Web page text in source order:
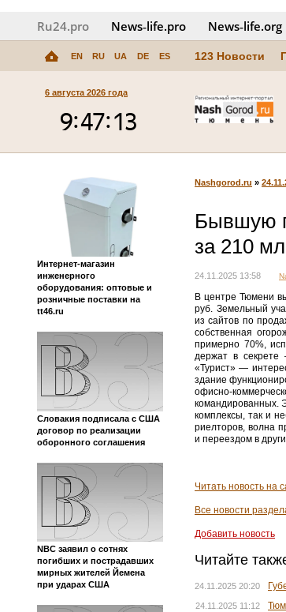
Ru24.pro News‑life.pro News‑life.org
EN RU UA DE ES 123 Новости
6 августа 2026 года
Интернет-магазин
инженерного
оборудования: оптовые и
розничные поставки на
tt46.ru
Словакия подписала с США
договор по реализации
оборонного соглашения
NBC заявил о сотнях
погибших и пострадавших
мирных жителей Йемена
при ударах США
Nashgorod.ru »
Бывшую
за 210
24.11.2025 13:58
В центре Тюмени
руб. Земельный
из сайтов по
собственная
примерно 70%,
держат в секрете
«Турист» —
здание
офисно-
командированных.
комплексы, так и
риелторов, волна
и переездом в
Читать новость на
Все новости
Добавить новость
Читайте
24.11.2025 20:20
24.11.2025 11:12